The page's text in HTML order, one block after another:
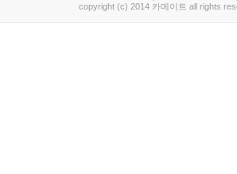
copyright (c) 2014 카메이트 all rights